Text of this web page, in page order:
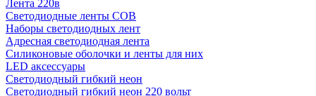
Лента 220в
Светодиодные ленты COB
Наборы светодиодных лент
Адресная светодиодная лента
Силиконовые оболочки и ленты для них
LED аксессуары
Светодиодный гибкий неон
Светодиодный гибкий неон 220 вольт